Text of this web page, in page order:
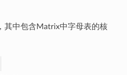
其中包含Matrix中字母表的核